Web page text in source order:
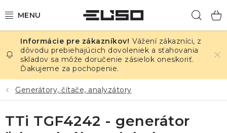
na
ELEKTRINA
TEPLOTA A VLHKOSŤ
TLAK A ÚNIKY
ZÁZNAMNÍKY
Vážení zákazníci, z
dôvodu prebiehajúcich dovoleniek a sťahovania
skladov sa môže doručenie zásielok oneskoriť.
Ďakujeme za pochopenie.
Generátory, čítače, analyzátory
TTi TGF4242 - generátor